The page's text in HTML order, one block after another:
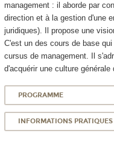
management : il aborde par
direction et à la gestion d'une
juridiques). Il propose une
C'est un des cours de base
cursus de management. Il
d'acquérir une culture générale
PROGRAMME
INFORMATIONS PRATIQUES